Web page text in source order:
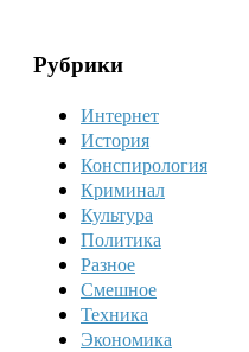
Рубрики
Интернет
История
Конспирология
Криминал
Культура
Политика
Разное
Смешное
Техника
Экономика